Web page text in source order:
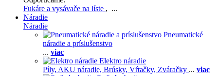
Fukáre a vysávače na líste , ...
Náradie
Náradie
Pneumatické
náradie a príslušenstvo
... viac
Elektro náradie
Píly, AKU náradie, Brúsky, Vŕtačky, Zváračky ... viac